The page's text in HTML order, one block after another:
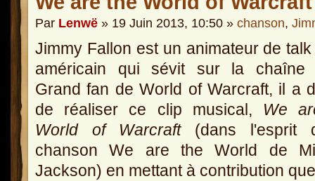
Par Lenwë » 19 Juin 2013, 10:50 » chanson,
Jimmy Fallon est un animateur de
américain qui sévit sur la chaîne
Grand fan de World of Warcraft, il a
de réaliser ce clip musical, We
World of Warcraft(dans l'esprit
chanson We are the World de
Jackson) en mettant à contribution